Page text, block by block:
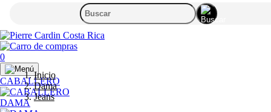
0
CABALLERO
DAMA
Inicio
Dama
Jeans